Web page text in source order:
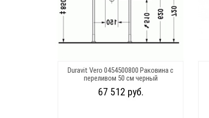
Duravit Vero 0454500800 Раковина с
переливом 50 см черный
67 512 руб.